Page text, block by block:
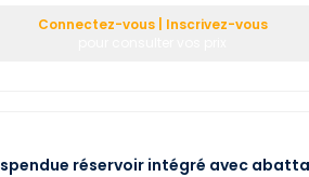
Connectez-vous | Inscrivez-vous
réservoir intégré avec